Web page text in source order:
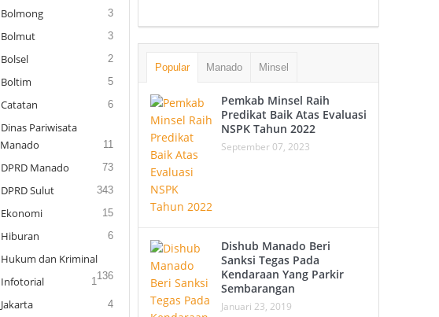
Bolmong 3
Bolmut 3
Bolsel 2
Boltim 5
Catatan 6
Dinas Pariwisata
Manado
11
DPRD Manado 73
DPRD Sulut 343
Ekonomi 15
Hiburan 6
Hukum dan Kriminal
136
Infotorial 1
Jakarta 4
Popular Manado Minsel
Pemkab Minsel Raih
Predikat Baik Atas Evaluasi
NSPK Tahun 2022
September 07, 2023
Dishub Manado Beri
Sanksi Tegas Pada
Kendaraan Yang Parkir
Sembarangan
Januari 23, 2019